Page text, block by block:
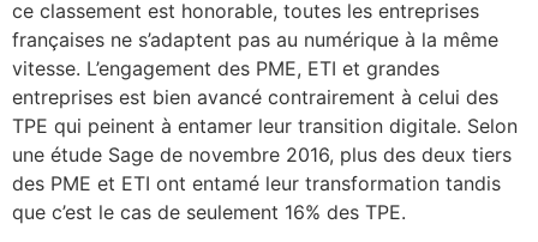
ce classement est honorable, toutes les entreprises
françaises ne s’adaptent pas au numérique à la même
vitesse. L’engagement des PME, ETI et grandes
entreprises est bien avancé contrairement à celui des
TPE qui peinent à entamer leur transition digitale. Selon
une étude Sage de novembre 2016, plus des deux tiers
des PME et ETI ont entamé leur transformation tandis
que c’est le cas de seulement 16% des TPE.